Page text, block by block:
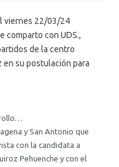
viernes 22/03/24
comparto con UDS.,
de la centro
su postulación para
y San Antonio que
con la candidata a
Pehuenche y con el